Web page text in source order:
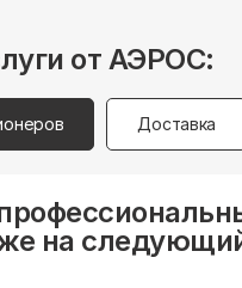
от АЭРОС:
Доставка
на